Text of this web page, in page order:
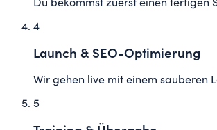
Du bekommst zuerst einen fertigen
4
Launch & SEO-Optimierung
Wir gehen live mit einem sauberen
5